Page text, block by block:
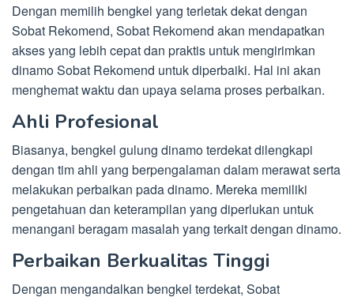
Dengan memilih bengkel yang terletak dekat dengan
Sobat Rekomend, Sobat Rekomend akan mendapatkan
akses yang lebih cepat dan praktis untuk mengirimkan
dinamo Sobat Rekomend untuk diperbaiki. Hal ini akan
menghemat waktu dan upaya selama proses perbaikan.
Ahli Profesional
Biasanya, bengkel gulung dinamo terdekat dilengkapi
dengan tim ahli yang berpengalaman dalam merawat serta
melakukan perbaikan pada dinamo. Mereka memiliki
pengetahuan dan keterampilan yang diperlukan untuk
menangani beragam masalah yang terkait dengan dinamo.
Perbaikan Berkualitas Tinggi
Dengan mengandalkan bengkel terdekat, Sobat